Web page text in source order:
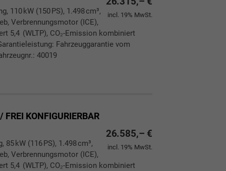
incl. 19% MwSt.
110 kW (150 PS), 1.498 cm³,
Verbrennungsmotor (ICE),
5,4 (WLTP), CO₂-Emission kombiniert
Fahrzeuggarantie vom
40019
KONFIGURIERBAR
26.585,– €
incl. 19% MwSt.
85 kW (116 PS), 1.498 cm³,
Verbrennungsmotor (ICE),
5,4 (WLTP), CO₂-Emission kombiniert